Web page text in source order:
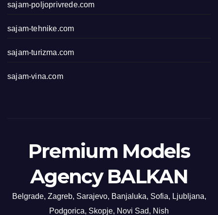
sajam-poljoprivrede.com
sajam-tehnike.com
sajam-turizma.com
sajam-vina.com
Premium Models
Agency BALKAN
Belgrade, Zagreb, Sarajevo, Banjaluka, Sofia, Ljubljana,
Podgorica, Skopje, Novi Sad, Nish